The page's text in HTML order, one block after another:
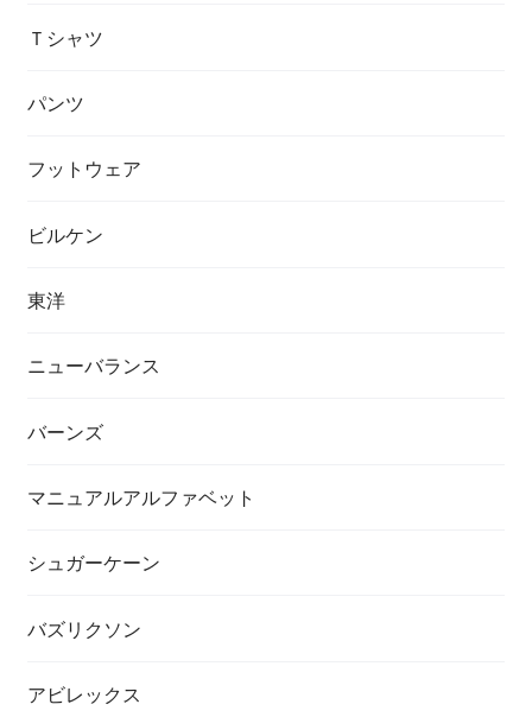
Ｔシャツ
パンツ
フットウェア
ビルケン
東洋
ニューバランス
バーンズ
マニュアルアルファベット
シュガーケーン
バズリクソン
アビレックス